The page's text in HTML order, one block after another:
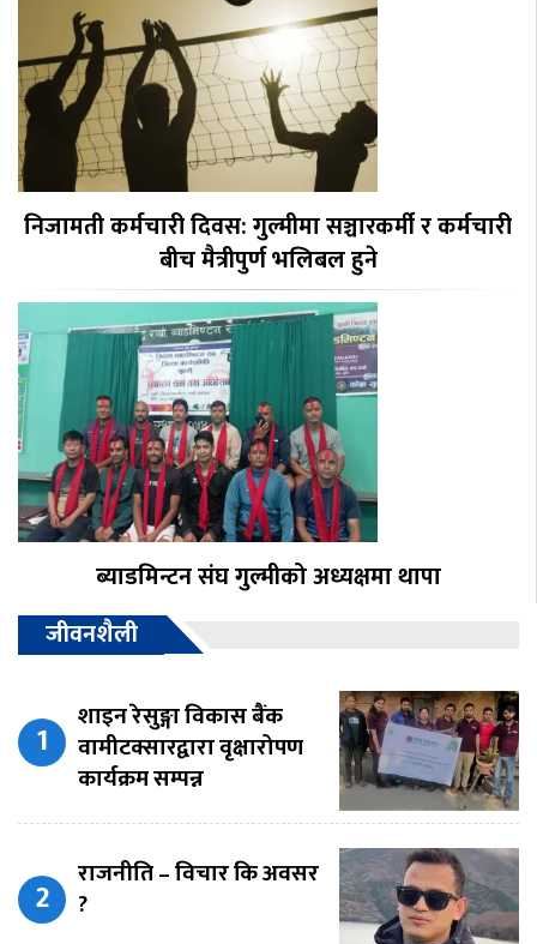
निजामती कर्मचारी दिवस: गुल्मीमा सञ्चारकर्मी र कर्मचारी
बीच मैत्रीपुर्ण भलिबल हुने
ब्याडमिन्टन संघ गुल्मीको अध्यक्षमा थापा
जीवनशैली
शाइन रेसुङ्गा विकास बैंक
वामीटक्सारद्वारा वृक्षारोपण
कार्यक्रम सम्पन्न
राजनीति – विचार कि अवसर
?